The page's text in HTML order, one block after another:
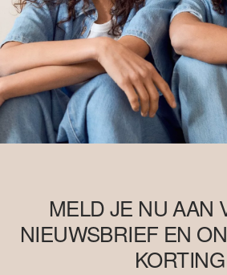
MELD JE NU AAN
NIEUWSBRIEF EN
KORTING